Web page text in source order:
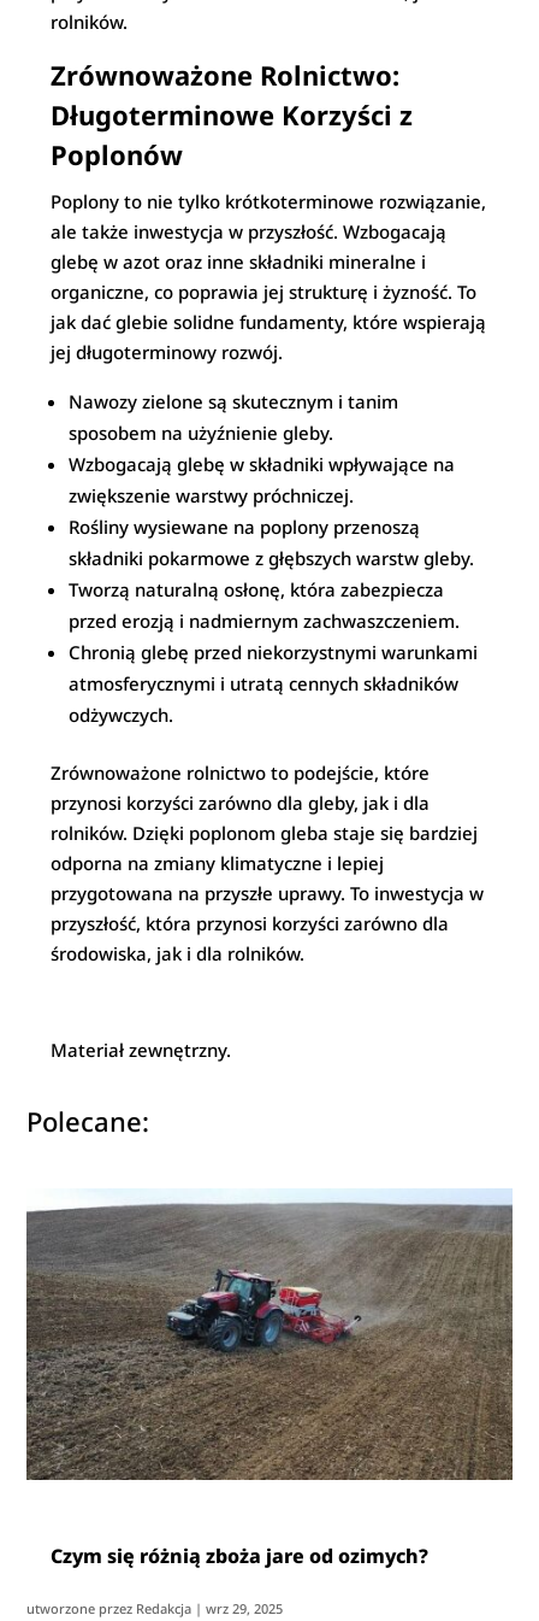
rolników.
Zrównoważone Rolnictwo:
Długoterminowe Korzyści z
Poplonów
Poplony to nie tylko krótkoterminowe rozwiązanie,
ale także inwestycja w przyszłość. Wzbogacają
glebę w azot oraz inne składniki mineralne i
organiczne, co poprawia jej strukturę i żyzność. To
jak dać glebie solidne fundamenty, które wspierają
jej długoterminowy rozwój.
Nawozy zielone są skutecznym i tanim
sposobem na użyźnienie gleby.
Wzbogacają glebę w składniki wpływające na
zwiększenie warstwy próchniczej.
Rośliny wysiewane na poplony przenoszą
składniki pokarmowe z głębszych warstw gleby.
Tworzą naturalną osłonę, która zabezpiecza
przed erozją i nadmiernym zachwaszczeniem.
Chronią glebę przed niekorzystnymi warunkami
atmosferycznymi i utratą cennych składników
odżywczych.
Zrównoważone rolnictwo to podejście, które
przynosi korzyści zarówno dla gleby, jak i dla
rolników. Dzięki poplonom gleba staje się bardziej
odporna na zmiany klimatyczne i lepiej
przygotowana na przyszłe uprawy. To inwestycja w
przyszłość, która przynosi korzyści zarówno dla
środowiska, jak i dla rolników.
Materiał zewnętrzny.
Polecane:
Czym się różnią zboża jare od ozimych?
utworzone przez Redakcja |wrz 29, 2025